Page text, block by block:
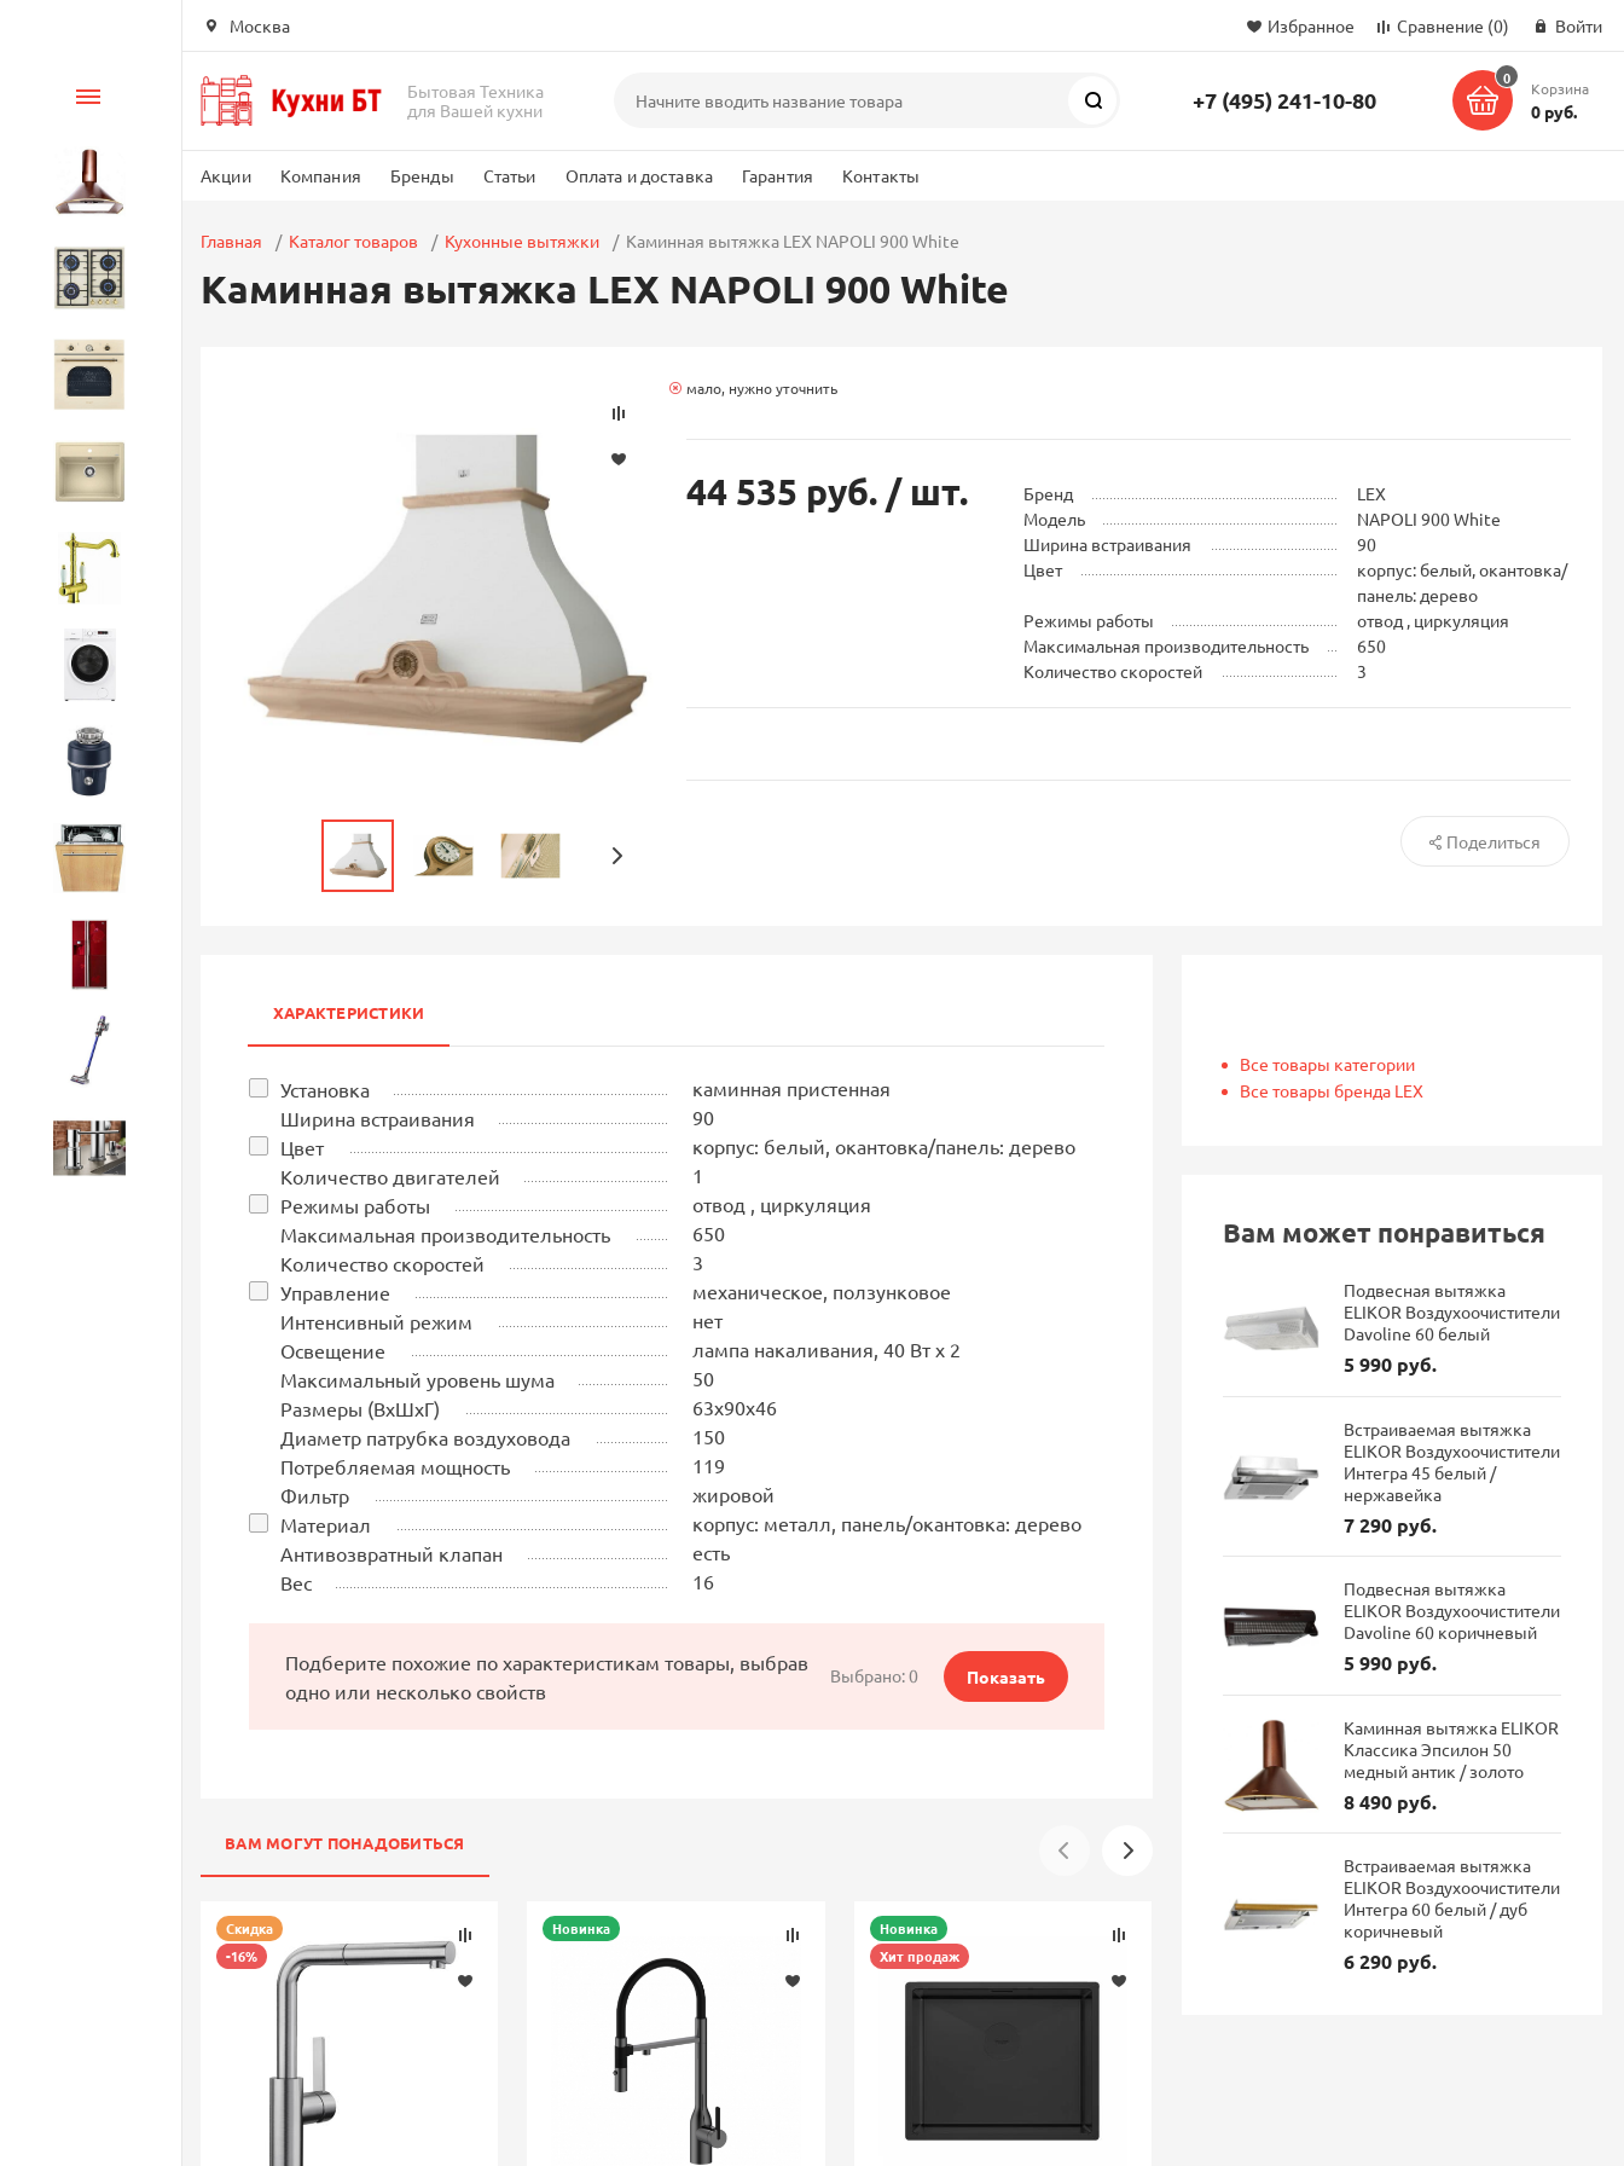
Москва Избранное Сравнение (0) Войти
Бытовая Техника
для Вашей кухни
Поиск +7 (495) 241-10-80
0
Корзина
0 руб.
Акции Компания Бренды Статьи Оплата и доставка Гарантия Контакты
Каталог
Вытяжки
Варочные панели
Стиральные машины
Посудомоечные машины
Бытовая техника
Главная Каталог товаров Кухонные вытяжки Каминная вытяжка LEX NAPOLI 900 White
Каминная вытяжка LEX NAPOLI 900 White
мало, нужно уточнить
44 535 руб. / шт. Бренд
LEX
Модель
NAPOLI 900 White
Ширина встраивания
90
Цвет
корпус: белый, окантовка/
панель: дерево
Режимы работы
отвод , циркуляция
Максимальная производительность
650
Количество скоростей
3
Поделиться
ХАРАКТЕРИСТИКИ
Установка
каминная пристенная
Ширина встраивания
90
Цвет
корпус: белый, окантовка/панель: дерево
Количество двигателей
1
Режимы работы
отвод , циркуляция
Максимальная производительность
650
Количество скоростей
3
Управление
механическое, ползунковое
Интенсивный режим
нет
Освещение
лампа накаливания, 40 Вт х 2
Максимальный уровень шума
50
Размеры (ВхШхГ)
63х90х46
Диаметр патрубка воздуховода
150
Потребляемая мощность
119
Фильтр
жировой
Материал
корпус: металл, панель/окантовка: дерево
Антивозвратный клапан
есть
Вес
16
Подберите похожие по характеристикам товары, выбрав
одно или несколько свойств
Выбрано:0 Показать
ВАМ МОГУТ ПОНАДОБИТЬСЯ
Скидка
-16%
Новинка
Новинка
Хит продаж
Скидка
Все товары категории
Все товары бренда LEX
Вам может понравиться
Подвесная вытяжка
ELIKOR Воздухоочистители
Davoline 60 белый
5 990 руб.
Встраиваемая вытяжка
ELIKOR Воздухоочистители
Интегра 45 белый /
нержавейка
7 290 руб.
Подвесная вытяжка
ELIKOR Воздухоочистители
Davoline 60 коричневый
5 990 руб.
Каминная вытяжка ELIKOR
Классика Эпсилон 50
медный антик / золото
8 490 руб.
Встраиваемая вытяжка
ELIKOR Воздухоочистители
Интегра 60 белый / дуб
коричневый
6 290 руб.